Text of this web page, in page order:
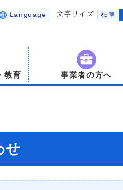
Language 文字サイズ 標準
教育 事業者の方へ
せ